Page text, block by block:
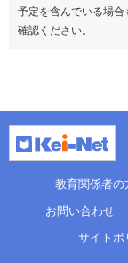
予定を含んでいる場
確認ください。
教育関係者の
お問い合わせ
サイトポ